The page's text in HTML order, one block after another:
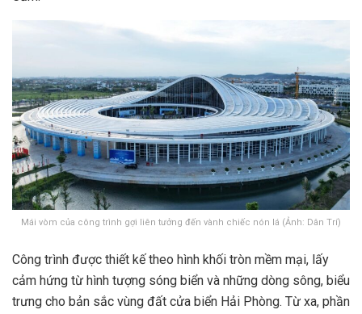
Mái vòm của công trình gợi liên tưởng đến vành chiếc nón lá (Ảnh: Dân Trí)
Công trình được thiết kế theo hình khối tròn mềm mại, lấy
cảm hứng từ hình tượng sóng biển và những dòng sông, biểu
trưng cho bản sắc vùng đất cửa biển Hải Phòng. Từ xa, phần